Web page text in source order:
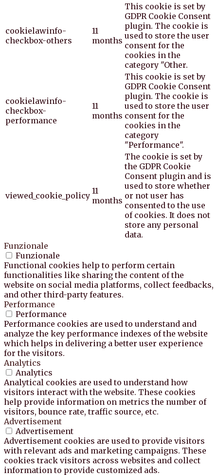
cookielawinfo-
checkbox-others
11
months
This cookie is set by
GDPR Cookie Consent
plugin. The cookie is
used to store the user
consent for the
cookies in the
category "Other.
cookielawinfo-
checkbox-
performance
11
months
This cookie is set by
GDPR Cookie Consent
plugin. The cookie is
used to store the user
consent for the
cookies in the
category
"Performance".
viewed_cookie_policy 11
months
The cookie is set by
the GDPR Cookie
Consent plugin and is
used to store whether
or not user has
consented to the use
of cookies. It does not
store any personal
data.
Funzionale
Funzionale
Functional cookies help to perform certain
functionalities like sharing the content of the
website on social media platforms, collect feedbacks,
and other third-party features.
Performance
Performance
Performance cookies are used to understand and
analyze the key performance indexes of the website
which helps in delivering a better user experience
for the visitors.
Analytics
Analytics
Analytical cookies are used to understand how
visitors interact with the website. These cookies
help provide information on metrics the number of
visitors, bounce rate, traffic source, etc.
Advertisement
Advertisement
Advertisement cookies are used to provide visitors
with relevant ads and marketing campaigns. These
cookies track visitors across websites and collect
information to provide customized ads.